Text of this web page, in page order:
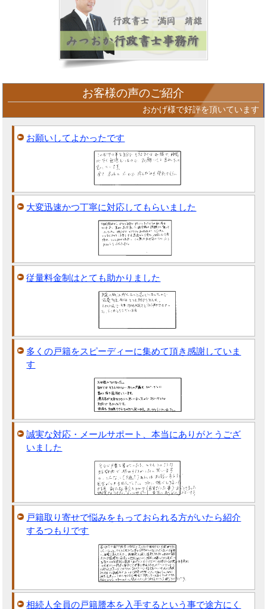
お客様の声のご紹介
おかげ様で好評を頂いています
お願いしてよかったです
大変迅速かつ丁寧に対応してもらいました
従量料金制はとても助かりました
多くの戸籍をスピーディーに集めて頂き感謝していま
す
誠実な対応・メールサポート、本当にありがとうござ
いました
戸籍取り寄せで悩みをもっておられる方がいたら紹介
するつもりです
相続人全員の戸籍謄本を入手するという事で途方にく